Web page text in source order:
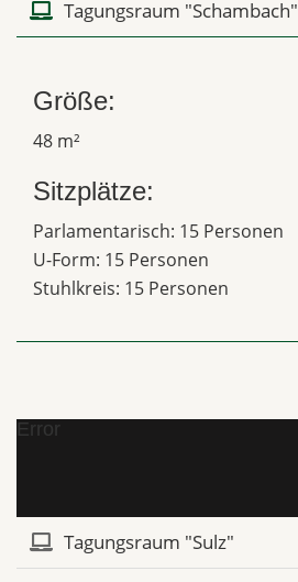
Tagungsraum "Schambach"
Größe:
48 m²
Sitzplätze:
Parlamentarisch: 15 Personen
U-Form: 15 Personen
Stuhlkreis: 15 Personen
Error
Tagungsraum "Sulz"